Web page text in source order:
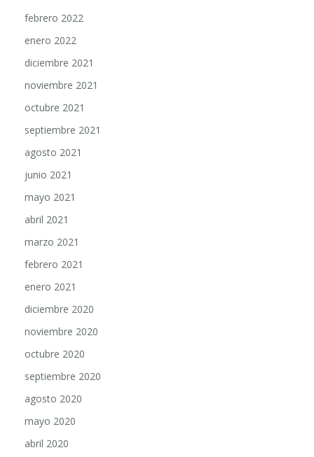
enero 2022
diciembre 2021
noviembre 2021
octubre 2021
septiembre 2021
agosto 2021
junio 2021
mayo 2021
abril 2021
marzo 2021
febrero 2021
enero 2021
diciembre 2020
noviembre 2020
octubre 2020
septiembre 2020
agosto 2020
mayo 2020
abril 2020
marzo 2020